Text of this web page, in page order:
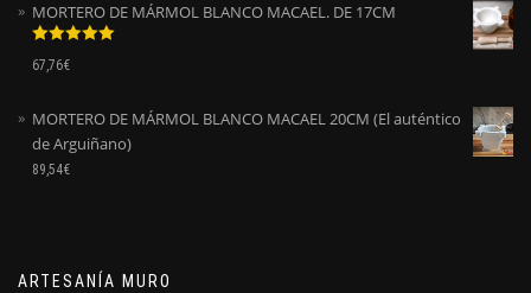
MORTERO DE MÁRMOL BLANCO MACAEL. DE 17CM
Valorado
con5.00
67,76€
MORTERO DE MÁRMOL BLANCO MACAEL 20CM (El auténtico
de Arguiñano)
89,54€
ARTESANÍA MURO